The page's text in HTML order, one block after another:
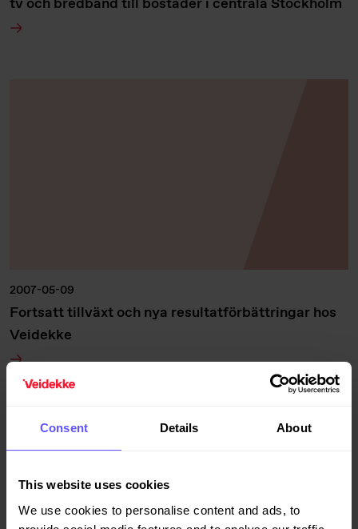
Consent Details About
This website uses cookies
We use cookies to personalise content and ads, to
2007-05-09
Fortsatt tillväxt och nya resultatförbättringar hos
Veidekke